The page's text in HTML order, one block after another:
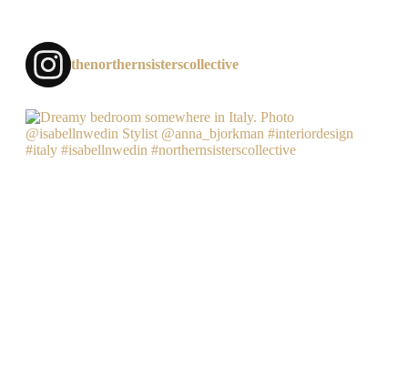
thenorthernsisterscollective